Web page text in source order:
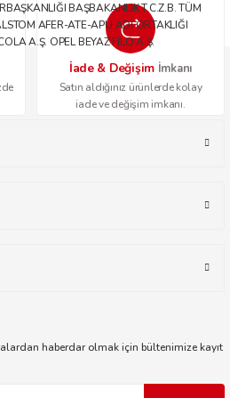
BAŞBAKANLIK T.C.Z.B. TÜM
AFER-ATE-APU ADİ ORTAKLIĞI
A.Ş. OPEL BEYAZ FİLO A.Ş.
İade & Değişim İmkanı
Satın aldığınız ürünlerde kolay
iade ve değişim imkanı.
haberdar olmak için bültenimize kayıt